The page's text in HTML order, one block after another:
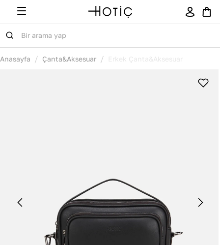
Anasayfa / Çanta&Aksesuar / Erkek Çanta&Aksesuar